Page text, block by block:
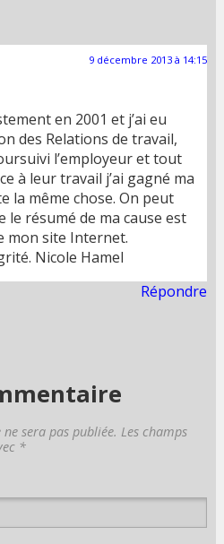
9 décembre 2013 à 14:15
en 2001 et j’ai eu
des Relations de travail,
l’employeur et tout
à leur travail j’ai gagné ma
la même chose. On peut
résumé de ma cause est
mon site Internet.
Nicole Hamel
Répondre
sera pas publiée. Les champs
*